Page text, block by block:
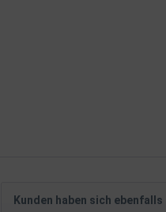
Kunden haben sich ebenfalls